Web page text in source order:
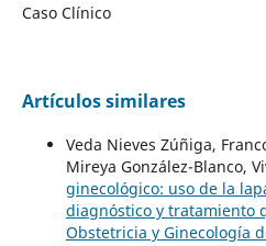
Caso Clínico
Artículos similares
Veda Nieves Zúñiga,
Mireya González-Blanco,
ginecológico: uso de la
diagnóstico y tratamiento
Obstetricia y Ginecología